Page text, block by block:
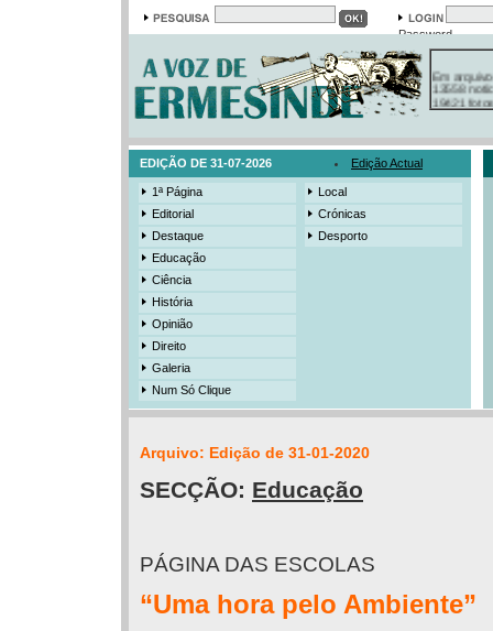
Password
Em arquivo
13558
19421
385
EDIÇÃO DE 31-07-2026 Edição Actual
1ª Página
Editorial
Destaque
Educação
Ciência
História
Opinião
Direito
Galeria
Num Só Clique
Local
Crónicas
Desporto
Arquivo: Edição de 31-01-2020
SECÇÃO: Educação
PÁGINA DAS ESCOLAS
“Uma hora pelo Ambiente”